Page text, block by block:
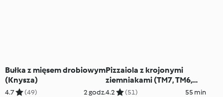
Bułka z mięsem drobiowym
(Knysza)
4.7 (49) 2 godz.
Pizzaiola z krojonymi
ziemniakami (TM7, TM6,
TM5)
4.2 (51) 55 min